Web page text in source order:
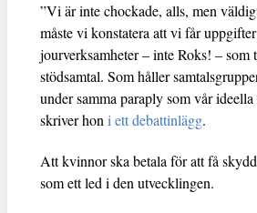
”Vi är inte chockade, alls, men
måste vi konstatera att vi får
jourverksamheter – inte Roks! – som
stödsamtal. Som håller
under samma paraply som vår
skriver honi ett debattinlägg.
Att kvinnor ska betala för att få
som ett led i den utvecklingen.